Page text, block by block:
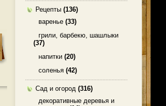
Рецепты (136)
варенье (33)
грили, барбекю, шашлыки
(37)
напитки (20)
соленья (42)
Сад и огород (316)
декоративные деревья и